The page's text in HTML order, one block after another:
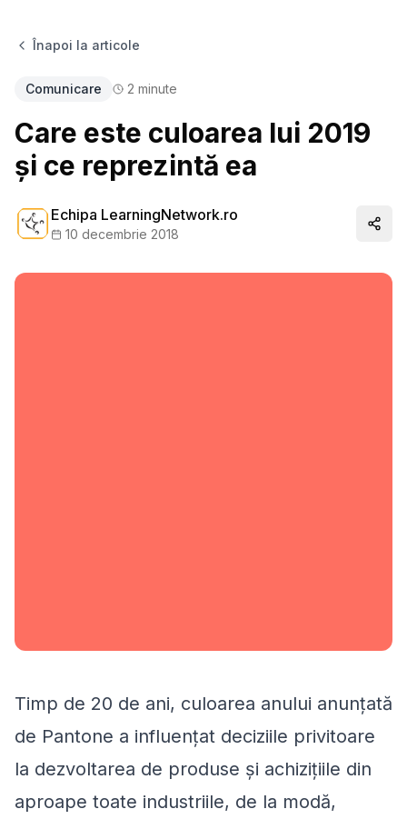
Înapoi la articole
Comunicare 2 minute
Care este culoarea lui 2019
și ce reprezintă ea
Echipa LearningNetwork.ro
10 decembrie 2018
Timp de 20 de ani, culoarea anului anunțată
de Pantone a influențat deciziile privitoare
la dezvoltarea de produse și achizițiile din
aproape toate industriile, de la modă,